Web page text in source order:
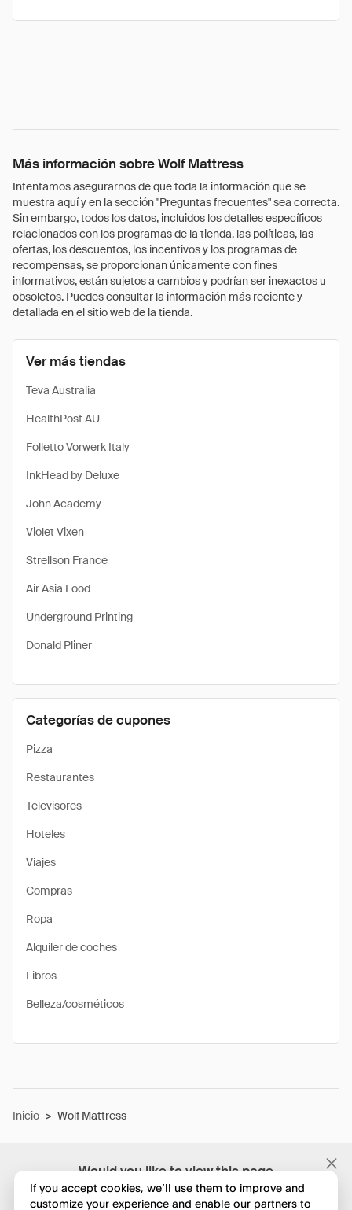
Would you like to view this page
in English?
Más información sobre Wolf Mattress
Intentamos asegurarnos de que toda la información que se
muestra aquí y en la sección "Preguntas frecuentes" sea correcta.
Sin embargo, todos los datos, incluidos los detalles específicos
relacionados con los programas de la tienda, las políticas, las
ofertas, los descuentos, los incentivos y los programas de
recompensas, se proporcionan únicamente con fines
informativos, están sujetos a cambios y podrían ser inexactos u
obsoletos. Puedes consultar la información más reciente y
detallada en el sitio web de la tienda.
Ver más tiendas
Teva Australia
HealthPost AU
Folletto Vorwerk Italy
InkHead by Deluxe
John Academy
Violet Vixen
Strellson France
Air Asia Food
Underground Printing
Donald Pliner
Categorías de cupones
Pizza
Restaurantes
Televisores
Hoteles
Viajes
Compras
Ropa
Alquiler de coches
Libros
Belleza/cosméticos
Inicio > Wolf Mattress
If you accept cookies, we’ll use them to improve and
customize your experience and enable our partners to